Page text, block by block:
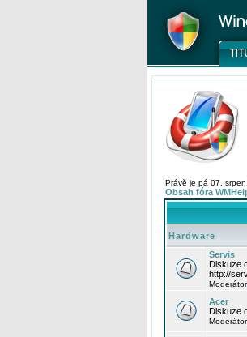
Právě je pá 07.
Obsah fóra
Hardware
Servis
Diskuze
http://
Moderátor
Acer
Diskuze
Moderátor